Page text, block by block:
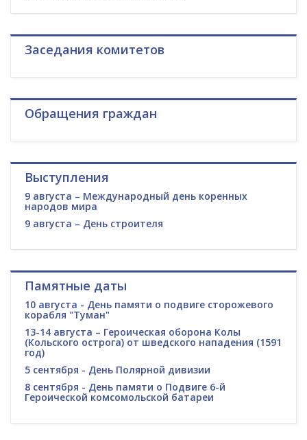
Заседания комитетов
Обращения граждан
Выступления
9 августа – Международный день коренных
народов мира
9 августа – День строителя
Памятные даты
10 августа - День памяти о подвиге сторожевого
корабля "Туман"
13-14 августа – Героическая оборона Колы
(Кольского острога) от шведского нападения (1591
год)
5 сентября - День Полярной дивизии
8 сентября - День памяти о Подвиге 6-й
Героической комсомольской батареи